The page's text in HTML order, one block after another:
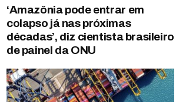
‘Amazônia pode entrar em
colapso já nas próximas
décadas’, diz cientista brasileiro
de painel da ONU